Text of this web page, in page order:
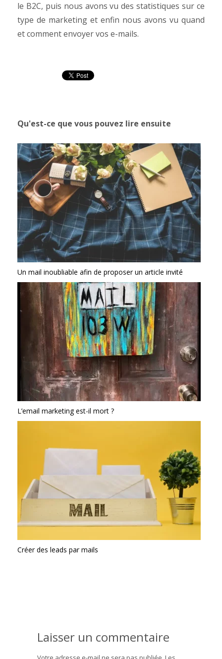
le B2C, puis nous avons vu des statistiques sur ce
type de marketing et enfin nous avons vu quand
et comment envoyer vos e-mails.
Qu'est-ce que vous pouvez lire ensuite
Un mail inoubliable afin de proposer un article invité
L’email marketing est-il mort ?
Créer des leads par mails
Laisser un commentaire